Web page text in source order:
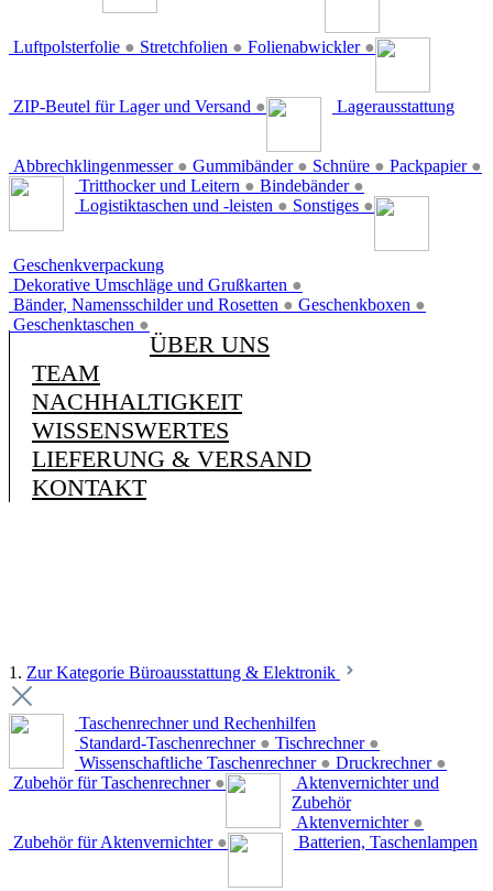
Luftpolsterfolie ● Stretchfolien ● Folienabwickler ●
ZIP-Beutel für Lager und Versand ●
Abbrechklingenmesser ● Gummibänder ● Schnüre ● Packpapier ●
Lagerausstattung
Tritthocker und Leitern ● Bindebänder ●
Logistiktaschen und -leisten ● Sonstiges ●
Geschenkverpackung
Dekorative Umschläge und Grußkarten ●
Bänder, Namensschilder und Rosetten ● Geschenkboxen ●
Geschenktaschen ●
ÜBER UNS
TEAM
NACHHALTIGKEIT
WISSENSWERTES
LIEFERUNG & VERSAND
KONTAKT
1. Zur Kategorie Büroausstattung & Elektronik
Taschenrechner und Rechenhilfen
Standard-Taschenrechner ● Tischrechner ●
Wissenschaftliche Taschenrechner ● Druckrechner ●
Zubehör für Taschenrechner ●
Aktenvernichter und
Zubehör
Aktenvernichter ●
Zubehör für Aktenvernichter ● Batterien, Taschenlampen